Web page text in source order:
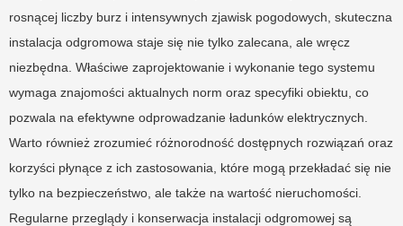
rosnącej liczby burz i intensywnych zjawisk pogodowych, skuteczna
instalacja odgromowa staje się nie tylko zalecana, ale wręcz
niezbędna. Właściwe zaprojektowanie i wykonanie tego systemu
wymaga znajomości aktualnych norm oraz specyfiki obiektu, co
pozwala na efektywne odprowadzanie ładunków elektrycznych.
Warto również zrozumieć różnorodność dostępnych rozwiązań oraz
korzyści płynące z ich zastosowania, które mogą przekładać się nie
tylko na bezpieczeństwo, ale także na wartość nieruchomości.
Regularne przeglądy i konserwacja instalacji odgromowej są